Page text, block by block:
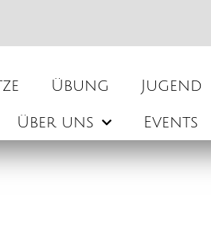
Übung Jugend
Über uns Events